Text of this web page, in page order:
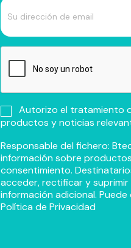
Autorizo el tratamiento
productos y noticias
Responsable del fichero:
información sobre
consentimiento.
acceder, rectificar y
información adicional.
Política de Privacidad